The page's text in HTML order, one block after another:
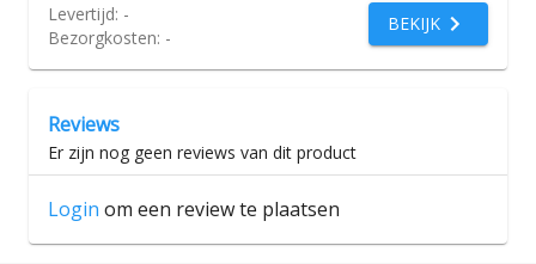
BEKIJK
Levertijd: -
Bezorgkosten: -
Reviews
Er zijn nog geen reviews van dit product
Login om een review te plaatsen